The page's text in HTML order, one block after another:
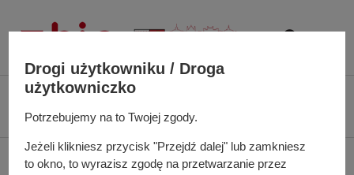
Biuletyn Informacji Publicznej UMiG Kórnik
Urzędu Miasta i Gminy Kórnik
Biuro Rady Miasta i Gminy Kórnik
Biuro Rady Miasta i
Drogi użytkowniku / Droga
użytkowniczko
Potrzebujemy na to Twojej zgody.
Jeżeli klikniesz przycisk "Przejdź dalej" lub zamkniesz
to okno, to wyrazisz zgodę na przetwarzanie przez